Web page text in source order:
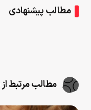
مطالب پیشنهادی
مطالب مرتبط از